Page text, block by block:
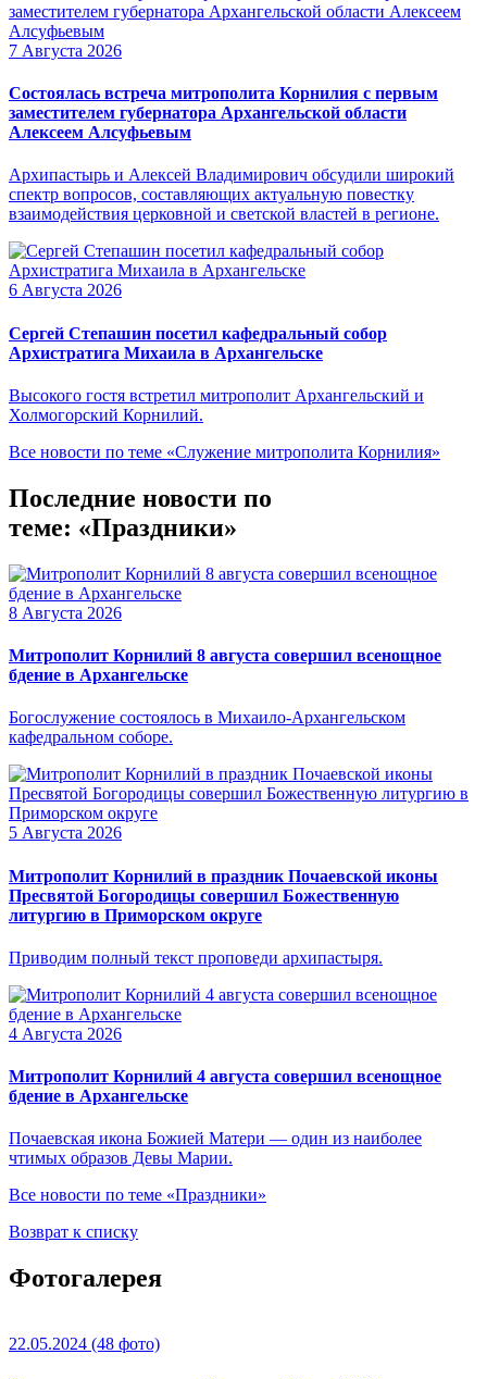
7 Августа 2026
Состоялась встреча митрополита Корнилия с первым
заместителем губернатора Архангельской области
Алексеем Алсуфьевым
Архипастырь и Алексей Владимирович обсудили широкий
спектр вопросов, составляющих актуальную повестку
взаимодействия церковной и светской властей в регионе.
6 Августа 2026
Сергей Степашин посетил кафедральный собор
Архистратига Михаила в Архангельске
Высокого гостя встретил митрополит Архангельский и
Холмогорский Корнилий.
Все новости по теме «Служение митрополита Корнилия»
Последние новости по
теме: «Праздники»
8 Августа 2026
Митрополит Корнилий 8 августа совершил всенощное
бдение в Архангельске
Богослужение состоялось в Михаило-Архангельском
кафедральном соборе.
5 Августа 2026
Митрополит Корнилий в праздник Почаевской иконы
Пресвятой Богородицы совершил Божественную
литургию в Приморском округе
Приводим полный текст проповеди архипастыря.
4 Августа 2026
Митрополит Корнилий 4 августа совершил всенощное
бдение в Архангельске
Почаевская икона Божией Матери — один из наиболее
чтимых образов Девы Марии.
Все новости по теме «Праздники»
Возврат к списку
Фотогалерея
22.05.2024 (48 фото)